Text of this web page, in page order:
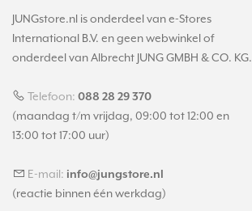
JUNGstore.nl is onderdeel van e-Stores
International B.V. en geen webwinkel of
onderdeel van Albrecht JUNG GMBH & CO. KG.
Telefoon: 088 28 29 370
(maandag t/m vrijdag, 09:00 tot 12:00 en
13:00 tot 17:00 uur)
E-mail: info@jungstore.nl
(reactie binnen één werkdag)